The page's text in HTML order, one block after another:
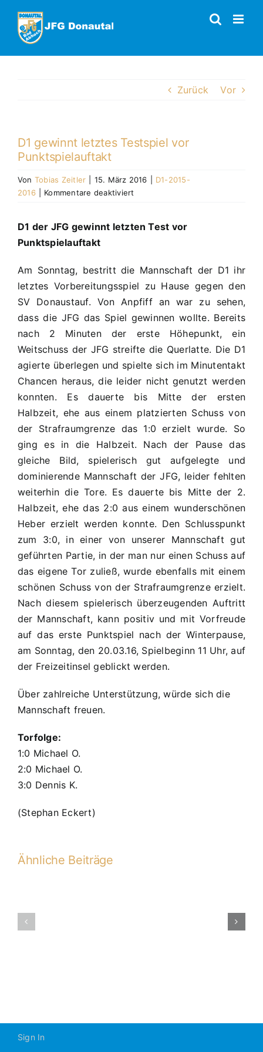
Inhalt
springen
Zurück Vor
D1 gewinnt letztes Testspiel vor
Punktspielauftakt
Von Tobias Zeitler 15. März 2016
D1-2015-
2016
Kommentare deaktiviert
letztes
Punktspielauftakt
D1 der JFG gewinnt letzten Test vor
Punktspielauftakt
Am Sonntag, bestritt die Mannschaft der D1 ihr
letztes Vorbereitungsspiel zu Hause gegen den
SV Donaustauf. Von Anpfiff an war zu sehen,
dass die JFG das Spiel gewinnen wollte. Bereits
nach 2 Minuten der erste Höhepunkt, ein
Weitschuss der JFG streifte die Querlatte. Die D1
agierte überlegen und spielte sich im Minutentakt
Chancen heraus, die leider nicht genutzt werden
konnten. Es dauerte bis Mitte der ersten
Halbzeit, ehe aus einem platzierten Schuss von
der Strafraumgrenze das 1:0 erzielt wurde. So
ging es in die Halbzeit. Nach der Pause das
gleiche Bild, spielerisch gut aufgelegte und
dominierende Mannschaft der JFG, leider fehlten
weiterhin die Tore. Es dauerte bis Mitte der 2.
Halbzeit, ehe das 2:0 aus einem wunderschönen
Heber erzielt werden konnte. Den Schlusspunkt
zum 3:0, in einer von unserer Mannschaft gut
geführten Partie, in der man nur einen Schuss auf
das eigene Tor zuließ, wurde ebenfalls mit einem
schönen Schuss von der Strafraumgrenze erzielt.
Nach diesem spielerisch überzeugenden Auftritt
der Mannschaft, kann positiv und mit Vorfreude
auf das erste Punktspiel nach der Winterpause,
am Sonntag, den 20.03.16, Spielbeginn 11 Uhr, auf
der Freizeitinsel geblickt werden.
Über zahlreiche Unterstützung, würde sich die
Mannschaft freuen.
Torfolge:
1:0 Michael O.
2:0 Michael O.
3:0 Dennis K.
(Stephan Eckert)
Ähnliche Beiträge
gegen
Sign In